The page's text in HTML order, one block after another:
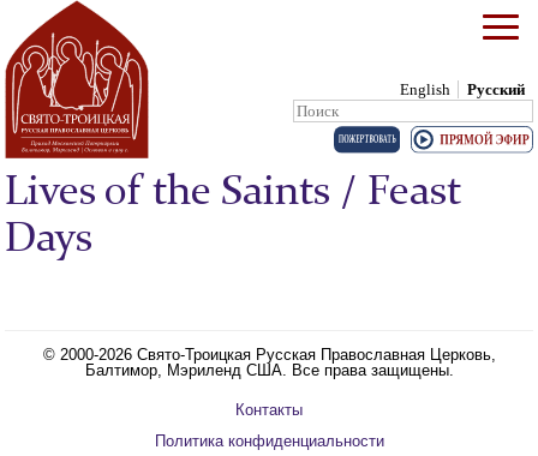
English Русский
Search:
Skip to content
Lives of the Saints / Feast
Days
© 2000-2026 Свято-Троицкая Русская Православная Церковь,
Балтимор, Мэриленд США. Все права защищены.
Контакты
Политика конфиденциальности